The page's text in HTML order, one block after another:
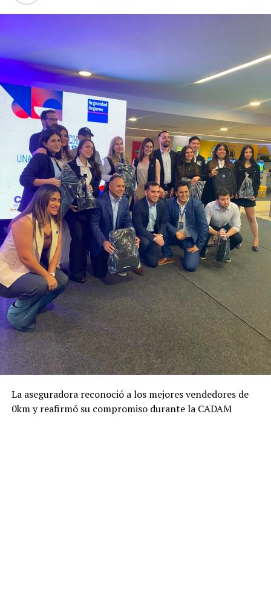
La aseguradora reconoció a los mejores vendedores de
0km y reafirmó su compromiso durante la CADAM